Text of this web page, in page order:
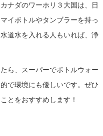
ナダのワーホリ３大国は、日
イボトルやタンブラーを持っ
道水を入れる人もいれば、浄
ら、スーパーでボトルウォー
で環境にも優しいです。ぜひ
とをおすすめします！